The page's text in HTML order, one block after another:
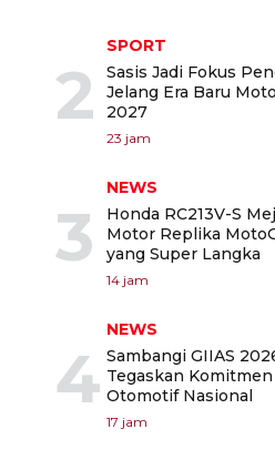
2
SPORT
Sasis Jadi Fokus
Jelang Era Baru
2027
23 jam
3
NEWS
Honda RC213V-S
Motor Replika
yang Super Langka
14 jam
4
NEWS
Sambangi GIIAS
Tegaskan
Otomotif Nasional
17 jam